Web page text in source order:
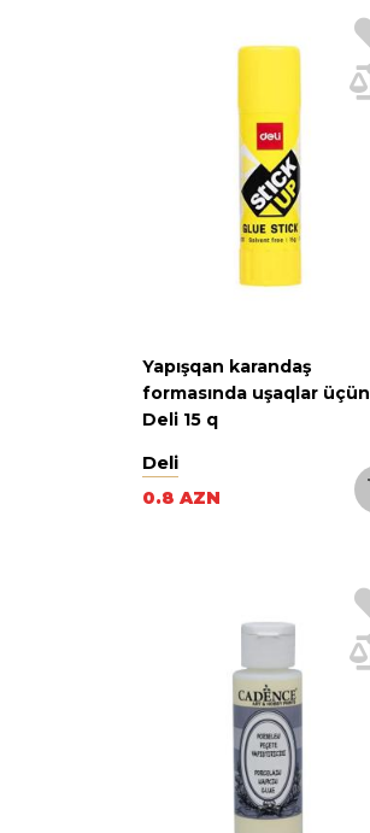
Yapışqan karandaş
formasında uşaqlar üçün
Deli 15 q
Deli
0.8 AZN